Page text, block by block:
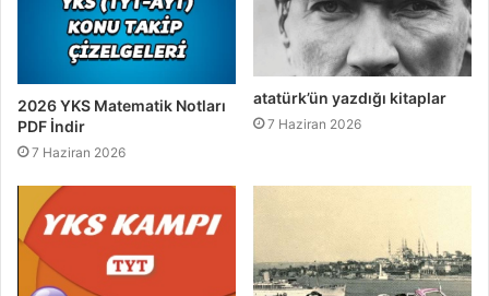
2026 YKS Matematik Notları
PDF İndir
7 Haziran 2026
atatürk’ün yazdığı kitaplar
7 Haziran 2026